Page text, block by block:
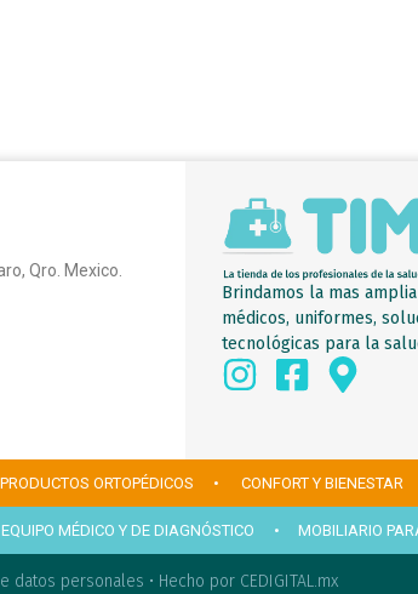
Qro. Mexico.
Brindamos la mas
médicos, uniformes,
tecnológicas para la
ORTOPÉDICOS • CONFORT Y BIENESTAR
MÉDICO Y DE DIAGNÓSTICO • MOBILIARIO
datos personales • Hecho por CEDIGITAL.mx